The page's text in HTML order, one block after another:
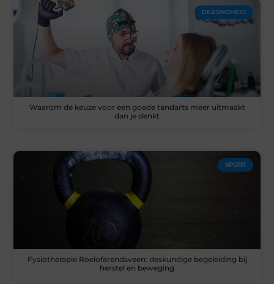
GEZONDHEID
Waarom de keuze voor een goede tandarts meer uitmaakt
dan je denkt
SPORT
Fysiotherapie Roelofarendsveen: deskundige begeleiding bij
herstel en beweging